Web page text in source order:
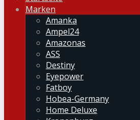
Marken
Amanka
Ampel24
Amazonas
ASS
Destiny
Eyepower
Fatboy
Hobea-Germany
Home Deluxe